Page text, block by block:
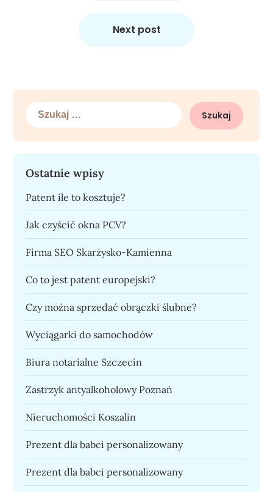
Next post
Szukaj:
Ostatnie wpisy
Patent ile to kosztuje?
Jak czyścić okna PCV?
Firma SEO Skarżysko-Kamienna
Co to jest patent europejski?
Czy można sprzedać obrączki ślubne?
Wyciągarki do samochodów
Biura notarialne Szczecin
Zastrzyk antyalkoholowy Poznań
Nieruchomości Koszalin
Prezent dla babci personalizowany
Prezent dla babci personalizowany